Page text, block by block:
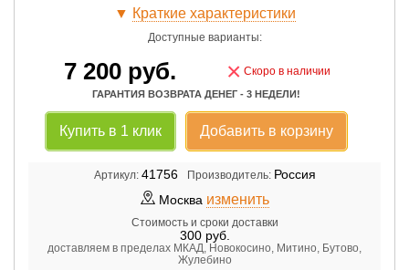
▼ Краткие характеристики
Доступные варианты:
7 200руб. × Скоро в наличии
ГАРАНТИЯ ВОЗВРАТА ДЕНЕГ - 3 НЕДЕЛИ!
Купить в 1 клик Добавить в корзину
Артикул: 41756 Производитель: Россия
Москва изменить
Стоимость и сроки доставки
300руб.
доставляем в пределах МКАД, Новокосино, Митино, Бутово,
Жулебино